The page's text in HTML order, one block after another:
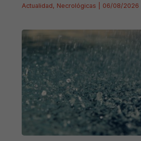
Actualidad, Necrológicas 06/08/2026